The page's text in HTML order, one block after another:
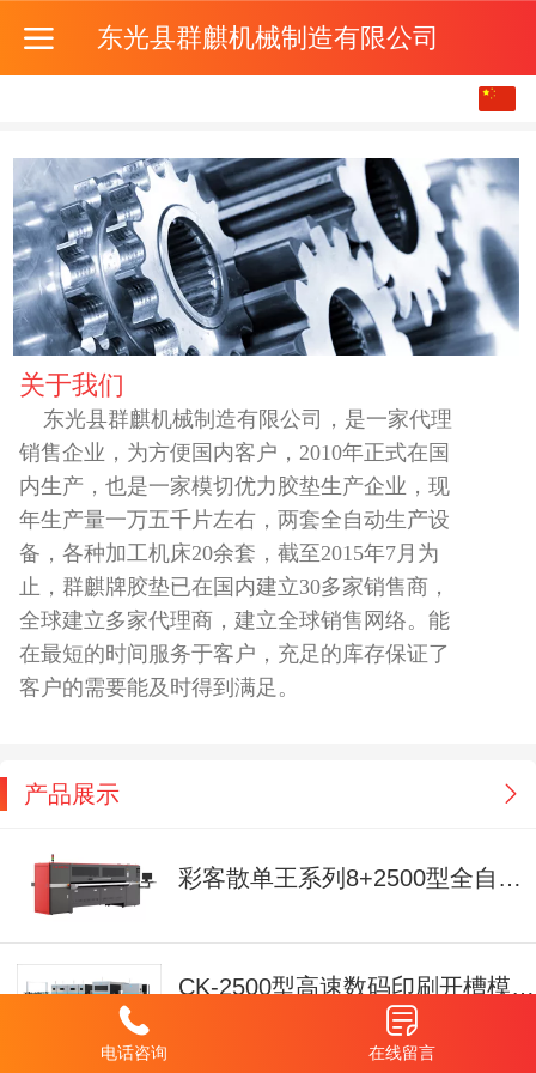
东光县群麒机械制造有限公司
English
关于我们
东光县群麒机械制造有限公司，是一家代理
销售企业，为方便国内客户，2010年正式在国
内生产，也是一家模切优力胶垫生产企业，现
年生产量一万五千片左右，两套全自动生产设
备，各种加工机床20余套，截至2015年7月为
止，群麒牌胶垫已在国内建立30多家销售商，
全球建立多家代理商，建立全球销售网络。能
在最短的时间服务于客户，充足的库存保证了
客户的需要能及时得到满足。
产品展示
彩客散单王系列8+2500型全自动数码打印机
CK-2500型高速数码印刷开槽模切机
电话咨询 在线留言